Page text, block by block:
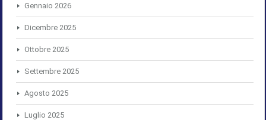
Gennaio 2026
Dicembre 2025
Ottobre 2025
Settembre 2025
Agosto 2025
Luglio 2025